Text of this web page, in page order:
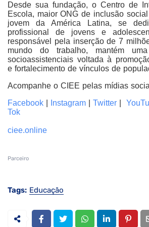
Desde sua fundação, o Centro de
Escola, maior ONG de inclusão
jovem da América Latina, se
profissional de jovens e
responsável pela inserção de 7
mundo do trabalho, mantém
socioassistenciais voltada à
e fortalecimento de vínculos de
Acompanhe o CIEE pelas mídias
Facebook
Instagram Twitter
Tok
ciee.online
Parceiro
Tags: Educação